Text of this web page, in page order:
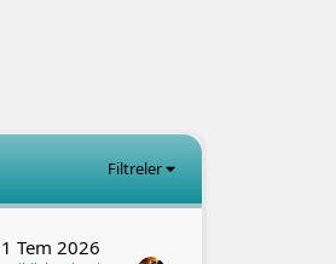
Filtreler
1 Tem 2026